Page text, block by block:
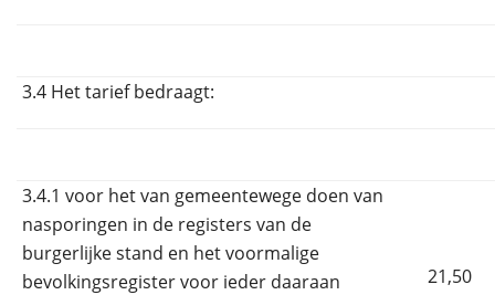
3.4 Het tarief bedraagt:
3.4.1 voor het van gemeentewege doen van
nasporingen in de registers van de
burgerlijke stand en het voormalige
bevolkingsregister voor ieder daaraan
21,50